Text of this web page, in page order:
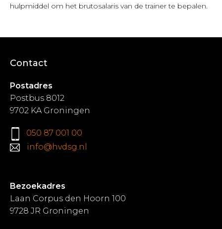
hulpmiddel om het brutosalaris van de trainer te bepalen.
Contact
Postadres
Postbus 8012
9702 KA Groningen
050 87 001 00
info@hvdsg.nl
Bezoekadres
Laan Corpus den Hoorn 100
9728 JR Groningen